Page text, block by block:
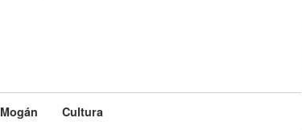
Cultura